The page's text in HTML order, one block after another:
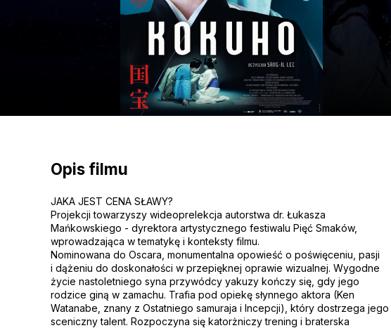
Opis filmu
JAKA JEST CENA SŁAWY?
Projekcji towarzyszy wideoprelekcja autorstwa dr. Łukasza
Mańkowskiego - dyrektora artystycznego festiwalu Pięć Smaków,
wprowadzająca w tematykę i konteksty filmu.
Nominowana do Oscara, monumentalna opowieść o poświęceniu, pasji
i dążeniu do doskonałości w przepięknej oprawie wizualnej. Wygodne
życie nastoletniego syna przywódcy yakuzy kończy się, gdy jego
rodzice giną w zamachu. Trafia pod opiekę słynnego aktora (Ken
Watanabe, znany z Ostatniego samuraja i Incepcji), który dostrzega jego
sceniczny talent. Rozpoczyna się katorżniczy trening i braterska